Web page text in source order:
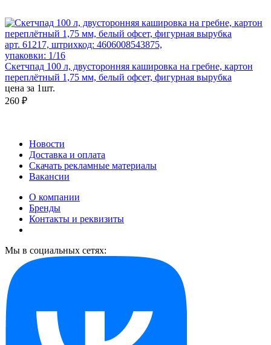
арт. 61217, штрихкод: 4606008543875,
упаковки: 1/16
Скетчпад 100 л, двусторонняя кашировка на гребне, картон
переплётный 1,75 мм, белый офсет, фигурная вырубка
цена за 1шт.
260 ₽
Новости
Доставка и оплата
Скачать рекламные материалы
Вакансии
О компании
Бренды
Контакты и реквизиты
Мы в социальных сетях: